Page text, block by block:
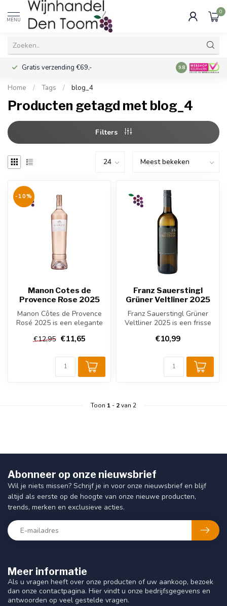
MENU
0
Gratis verzending €69,- Voor 16:00
9.8
Home / Tags / blog_4
Producten getagd met blog_4
Filters
-10%
Manon Cotes de
Provence Rose 2025
Manon Côtes de Provence
Rosé 2025 is een elegante
Grenache, Ci...
€12,95 €11,65
Franz Sauerstingl
Grüner Veltliner 2025
Franz Sauerstingl Grüner
Veltliner 2025 is een frisse
€10,99
Toon 1- 2van 2
Meer informatie
Als u vragen heeft over onze producten of uw aankoop, bezoek
dan onze contactpagina. Hier vindt u onze bedrijfsgegevens en
antwoorden op veel gestelde vragen.
Abonneer op onze nieuwsbrief
Wil je niets missen? Schrijf je in voor onze nieuwsbrief en blijf
altijd als eerste op de hoogte van onze nieuwe producten,
trends, merken en exclusieve acties.